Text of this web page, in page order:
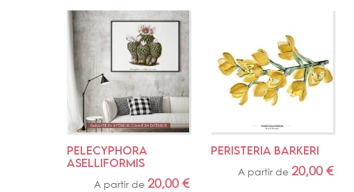
PELECYPHORA
ASELLIFORMIS
A partir de20,00€
PERISTERIA BARKERI
A partir de 20,00 €